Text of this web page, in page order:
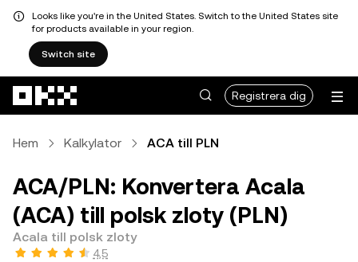
Looks like you're in the United States. Switch to the United States site
for products available in your region.
Switch site
Registrera dig
Hem Kalkylator ACA till PLN
ACA/PLN: Konvertera Acala
(ACA) till polsk zloty (PLN)
Acala till polsk zloty
4,5